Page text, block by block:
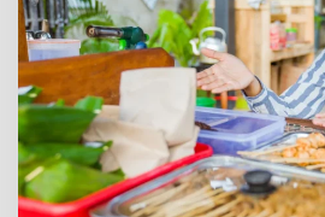
u
k
a
n
D
i
m
u
d
a